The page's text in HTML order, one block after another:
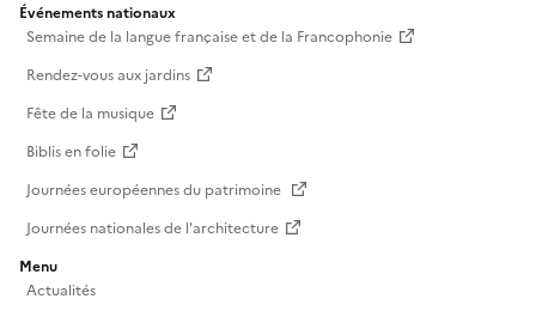
Événements nationaux
Semaine de la langue française et de la Francophonie
Rendez-vous aux jardins
Fête de la musique
Biblis en folie
Journées européennes du patrimoine
Journées nationales de l'architecture
Menu
Actualités